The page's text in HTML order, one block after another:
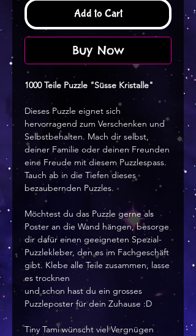
Add to Cart
Buy Now
1000 Teile Puzzle "Süsse Kristalle"
Dieses Puzzle eignet sich
hervorragend zum Verschenken und
Selbstbehalten. Mach dir selbst,
deiner Familie oder deinen Freunden
eine Freude mit diesem Puzzlespass.
Tauch ab in die Tiefen dieses
bezaubernden Puzzles.
Möchtest du das Puzzle gerne als
Poster an die Wand hängen, besorge
dir dafür einen geeigneten Spezial-
Puzzlekleber, den es im Fachgeschäft
gibt. Klebe alle Teile zusammen, lasse
es trocknen
und schon hast du ein grosses
Puzzleposter für dein Zuhause :D
Tiny Tami wünscht viel Vergnügen